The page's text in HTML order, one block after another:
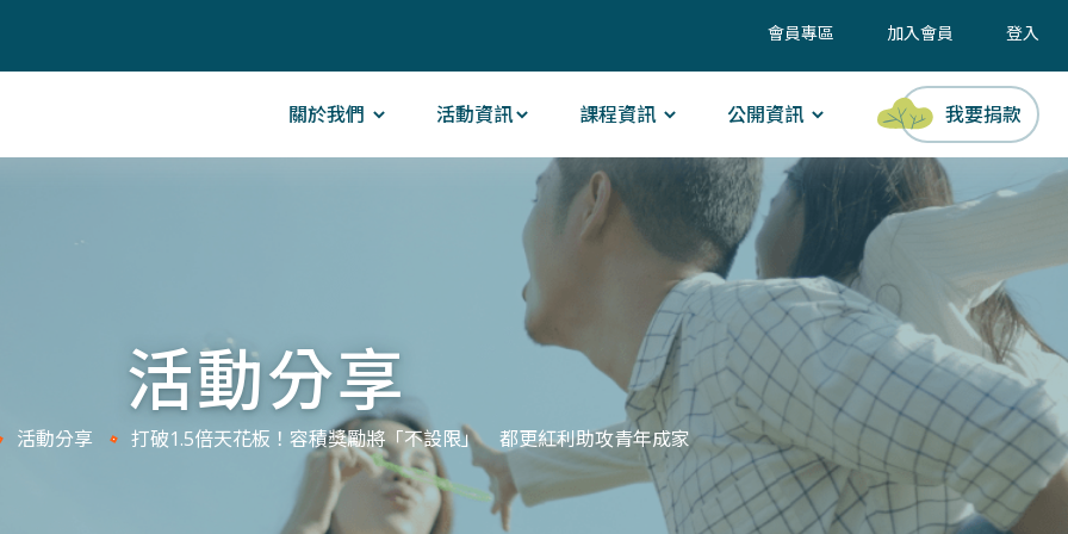
會員專區 加入會員 登入
關於我們 活動資訊 課程資訊 公開資訊 我要捐款
活動分享
活動分享 打破1.5倍天花板！容積獎勵將「不設限」 都更紅利助攻青年成家